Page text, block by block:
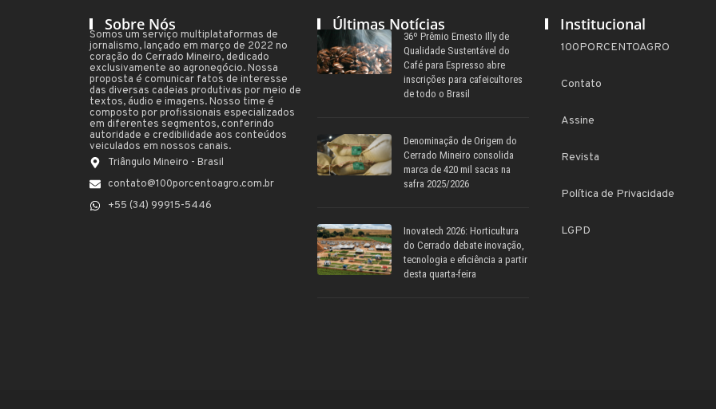
Sobre Nós
Somos um serviço multiplataformas de
jornalismo, lançado em março de 2022 no
coração do Cerrado Mineiro, dedicado
exclusivamente ao agronegócio. Nossa
proposta é comunicar fatos de interesse
das diversas cadeias produtivas por meio de
textos, áudio e imagens. Nosso time é
composto por profissionais especializados
em diferentes segmentos, conferindo
autoridade e credibilidade aos conteúdos
veiculados em nossos canais.
Triângulo Mineiro - Brasil
contato@100porcentoagro.com.br
+55 (34) 99915-5446
Últimas Notícias
36º Prêmio Ernesto Illy de
Qualidade Sustentável do
Café para Espresso abre
inscrições para cafeicultores
de todo o Brasil
Denominação de Origem do
Cerrado Mineiro consolida
marca de 420 mil sacas na
safra 2025/2026
Inovatech 2026: Horticultura
do Cerrado debate inovação,
tecnologia e eficiência a partir
desta quarta-feira
Institucional
100PORCENTOAGRO
Contato
Assine
Revista
Política de Privacidade
LGPD